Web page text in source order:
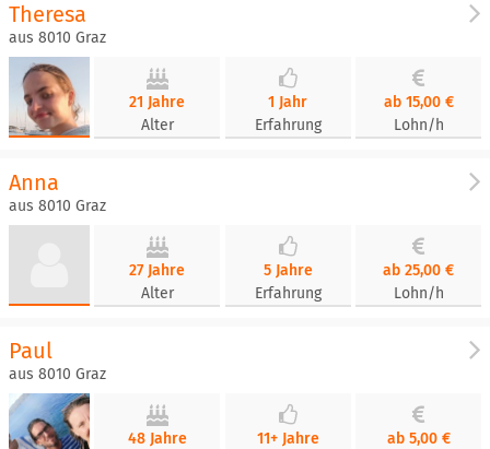
Theresa
aus 8010 Graz
21 Jahre
Alter
1 Jahr
Erfahrung
ab 15,00 €
Lohn/h
Anna
aus 8010 Graz
27 Jahre
Alter
5 Jahre
Erfahrung
ab 25,00 €
Lohn/h
Paul
aus 8010 Graz
48 Jahre
11+ Jahre
ab 5,00 €